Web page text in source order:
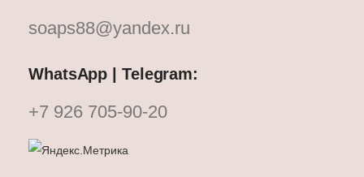
soaps88@yandex.ru
WhatsApp | Telegram:
+7 926 705-90-20